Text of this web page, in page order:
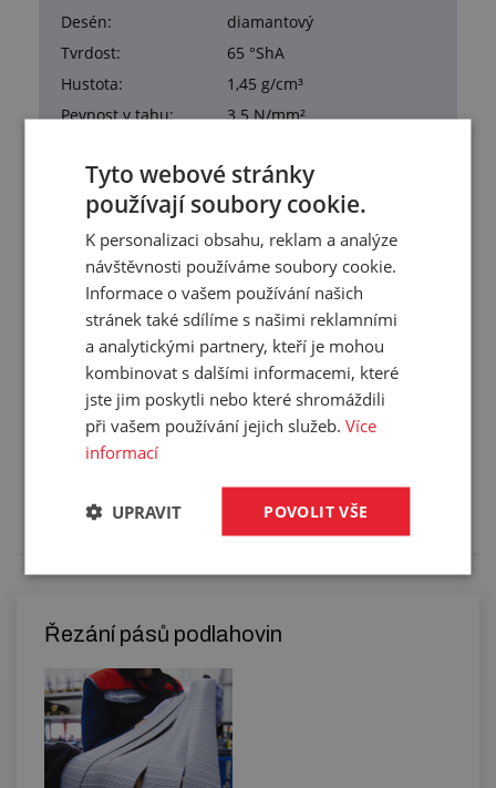
Desén:
diamantový
Tvrdost:
65 °ShA
Hustota:
1,45 g/cm³
Pevnost v tahu:
3.5 N/mm²
Materiál:
SBR
Pracovní teplota:
-30/+70 °C
Barva:
černá
Hmotnost:
4,750 kg/m²
Balení:
12,00 m²
Služby
specifikaci budete moci upřesnit v poznámce u
objednávky.
Řezání pásů podlahovin
Tyto webové stránky
používají soubory cookie.
K personalizaci obsahu, reklam a analýze
návštěvnosti používáme soubory cookie.
Informace o vašem používání našich
stránek také sdílíme s našimi reklamními
a analytickými partnery, kteří je mohou
kombinovat s dalšími informacemi, které
jste jim poskytli nebo které shromáždili
při vašem používání jejich služeb.Více
informací
POVOLIT VŠE
UPRAVIT